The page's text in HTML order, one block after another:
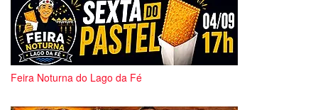
Feira Noturna do Lago da Fé